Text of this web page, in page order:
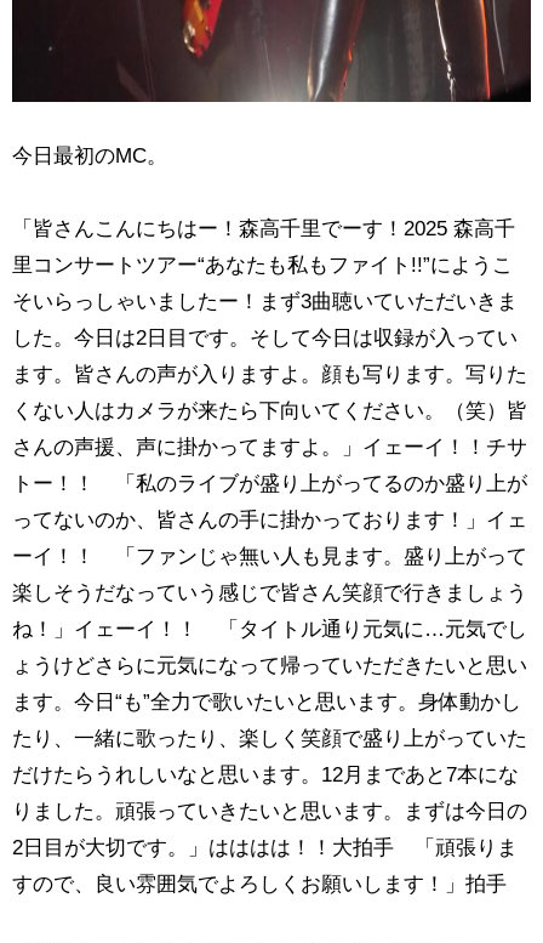
今日最初のMC。
「皆さんこんにちはー！森高千里でーす！2025 森高千
里コンサートツアー“あなたも私もファイト!!”にようこ
そいらっしゃいましたー！まず3曲聴いていただいきま
した。今日は2日目です。そして今日は収録が入ってい
ます。皆さんの声が入りますよ。顔も写ります。写りた
くない人はカメラが来たら下向いてください。（笑）皆
さんの声援、声に掛かってますよ。」イェーイ！！チサ
トー！！ 「私のライブが盛り上がってるのか盛り上が
ってないのか、皆さんの手に掛かっております！」イェ
ーイ！！ 「ファンじゃ無い人も見ます。盛り上がって
楽しそうだなっていう感じで皆さん笑顔で行きましょう
ね！」イェーイ！！ 「タイトル通り元気に…元気でし
ょうけどさらに元気になって帰っていただきたいと思い
ます。今日“も”全力で歌いたいと思います。身体動かし
たり、一緒に歌ったり、楽しく笑顔で盛り上がっていた
だけたらうれしいなと思います。12月まであと7本にな
りました。頑張っていきたいと思います。まずは今日の
2日目が大切です。」はははは！！大拍手 「頑張りま
すので、良い雰囲気でよろしくお願いします！」拍手